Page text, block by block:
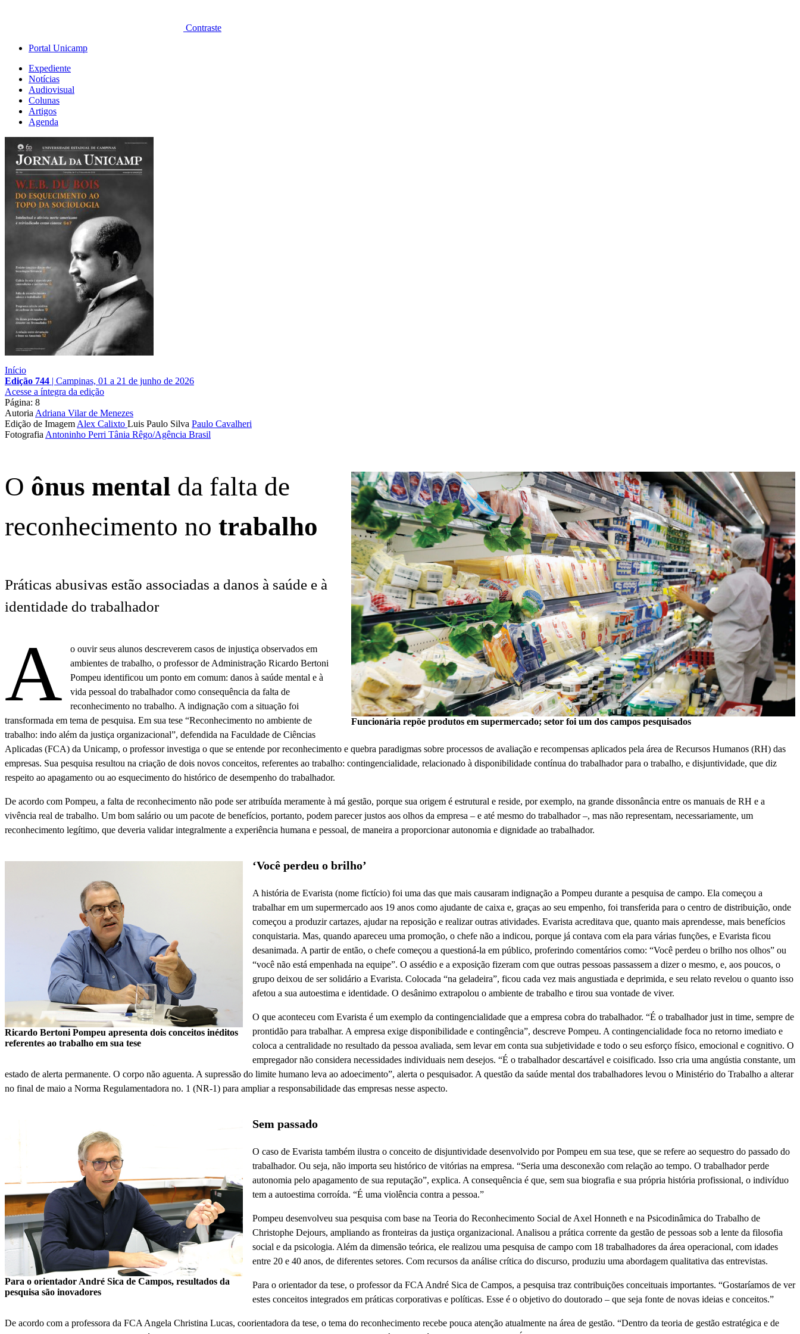
Contraste
Portal Unicamp
Expediente
Notícias
Audiovisual
Colunas
Artigos
Agenda
Início
Edição 744 | Campinas, 01 a 21 de junho de 2026
Acesse a íntegra da edição
Página: 8
Autoria Adriana Vilar de Menezes
Edição de Imagem Alex Calixto Luis Paulo Silva Paulo Cavalheri
Fotografia Antoninho Perri Tânia Rêgo/Agência Brasil
Funcionária repõe produtos em supermercado; setor foi um dos campos pesquisados
O ônus mental da falta de
reconhecimento no trabalho
Práticas abusivas estão associadas a danos à saúde e à
identidade do trabalhador
A
o ouvir seus alunos descreverem casos de injustiça observados em
ambientes de trabalho, o professor de Administração Ricardo Bertoni
Pompeu identificou um ponto em comum: danos à saúde mental e à
vida pessoal do trabalhador como consequência da falta de
reconhecimento no trabalho. A indignação com a situação foi
transformada em tema de pesquisa. Em sua tese “Reconhecimento no ambiente de
trabalho: indo além da justiça organizacional”, defendida na Faculdade de Ciências
Aplicadas (FCA) da Unicamp, o professor investiga o que se entende por reconhecimento e quebra paradigmas sobre processos de avaliação e recompensas aplicados pela área de Recursos Humanos (RH) das
empresas. Sua pesquisa resultou na criação de dois novos conceitos, referentes ao trabalho: contingencialidade, relacionado à disponibilidade contínua do trabalhador para o trabalho, e disjuntividade, que diz
respeito ao apagamento ou ao esquecimento do histórico de desempenho do trabalhador.
De acordo com Pompeu, a falta de reconhecimento não pode ser atribuída meramente à má gestão, porque sua origem é estrutural e reside, por exemplo, na grande dissonância entre os manuais de RH e a
vivência real de trabalho. Um bom salário ou um pacote de benefícios, portanto, podem parecer justos aos olhos da empresa – e até mesmo do trabalhador –, mas não representam, necessariamente, um
reconhecimento legítimo, que deveria validar integralmente a experiência humana e pessoal, de maneira a proporcionar autonomia e dignidade ao trabalhador.
Ricardo Bertoni Pompeu apresenta dois conceitos inéditos
referentes ao trabalho em sua tese
‘Você perdeu o brilho’
A história de Evarista (nome fictício) foi uma das que mais causaram indignação a Pompeu durante a pesquisa de campo. Ela começou a
trabalhar em um supermercado aos 19 anos como ajudante de caixa e, graças ao seu empenho, foi transferida para o centro de distribuição, onde
começou a produzir cartazes, ajudar na reposição e realizar outras atividades. Evarista acreditava que, quanto mais aprendesse, mais benefícios
conquistaria. Mas, quando apareceu uma promoção, o chefe não a indicou, porque já contava com ela para várias funções, e Evarista ficou
desanimada. A partir de então, o chefe começou a questioná-la em público, proferindo comentários como: “Você perdeu o brilho nos olhos” ou
“você não está empenhada na equipe”. O assédio e a exposição fizeram com que outras pessoas passassem a dizer o mesmo, e, aos poucos, o
grupo deixou de ser solidário a Evarista. Colocada “na geladeira”, ficou cada vez mais angustiada e deprimida, e seu relato revelou o quanto isso
afetou a sua autoestima e identidade. O desânimo extrapolou o ambiente de trabalho e tirou sua vontade de viver.
O que aconteceu com Evarista é um exemplo da contingencialidade que a empresa cobra do trabalhador. “É o trabalhador just in time, sempre de
prontidão para trabalhar. A empresa exige disponibilidade e contingência”, descreve Pompeu. A contingencialidade foca no retorno imediato e
coloca a centralidade no resultado da pessoa avaliada, sem levar em conta sua subjetividade e todo o seu esforço físico, emocional e cognitivo. O
empregador não considera necessidades individuais nem desejos. “É o trabalhador descartável e coisificado. Isso cria uma angústia constante, um
estado de alerta permanente. O corpo não aguenta. A supressão do limite humano leva ao adoecimento”, alerta o pesquisador. A questão da saúde mental dos trabalhadores levou o Ministério do Trabalho a alterar
no final de maio a Norma Regulamentadora no. 1 (NR-1) para ampliar a responsabilidade das empresas nesse aspecto.
Para o orientador André Sica de Campos, resultados da
pesquisa são inovadores
Sem passado
O caso de Evarista também ilustra o conceito de disjuntividade desenvolvido por Pompeu em sua tese, que se refere ao sequestro do passado do
trabalhador. Ou seja, não importa seu histórico de vitórias na empresa. “Seria uma desconexão com relação ao tempo. O trabalhador perde
autonomia pelo apagamento de sua reputação”, explica. A consequência é que, sem sua biografia e sua própria história profissional, o indivíduo
tem a autoestima corroída. “É uma violência contra a pessoa.”
Pompeu desenvolveu sua pesquisa com base na Teoria do Reconhecimento Social de Axel Honneth e na Psicodinâmica do Trabalho de
Christophe Dejours, ampliando as fronteiras da justiça organizacional. Analisou a prática corrente da gestão de pessoas sob a lente da filosofia
social e da psicologia. Além da dimensão teórica, ele realizou uma pesquisa de campo com 18 trabalhadores da área operacional, com idades
entre 20 e 40 anos, de diferentes setores. Com recursos da análise crítica do discurso, produziu uma abordagem qualitativa das entrevistas.
Para o orientador da tese, o professor da FCA André Sica de Campos, a pesquisa traz contribuições conceituais importantes. “Gostaríamos de ver
estes conceitos integrados em práticas corporativas e políticas. Esse é o objetivo do doutorado – que seja fonte de novas ideias e conceitos.”
De acordo com a professora da FCA Angela Christina Lucas, coorientadora da tese, o tema do reconhecimento recebe pouca atenção atualmente na área de gestão. “Dentro da teoria de gestão estratégica e de